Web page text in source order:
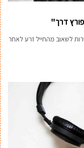
דרך"
לשאוב מהחייל זרע לאחר